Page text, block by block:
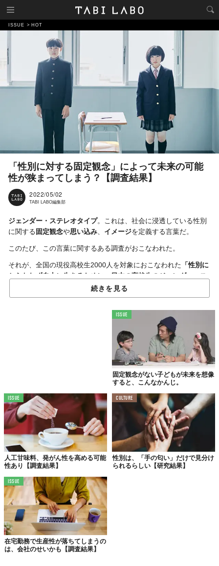
ISSUE HOT
「性別に対する固定観念」によって未来の可能
性が狭まってしまう？【調査結果】
2022/05/02
TABI LABO編集部
ジェンダー・ステレオタイプ。これは、社会に浸透している性別
に関する 固定観念や思い込み、 イメージを定義する言葉だ。
このたび、この言葉に関するある調査がおこなわれた。
それが、全国の現役高校生2000人を対象におこなわれた 「性別に
とらわれず自由に生きるために～日本の高校生のジェンダー・ス
テレオタイプ意識調査～ 」だ。
「女の子」「男の子」という言葉から思い浮かぶ言葉を尋ねた問
かわいい 化粧・メイク
美しい
が多く挙がったのに対し、「男の子」は
強さや活発さ
を表す言葉が多かっ
以下の図がそれをまとめたものだ。
「女の子」という言葉から連想するもの
続きを見る
ISSUE
固定観念がない子どもが未来を想像
すると、こんなかんじ。
ISSUE
人工甘味料、発がん性を高める可能
性あり【調査結果】
CULTURE
性別は、「手の匂い」だけで見分け
られるらしい【研究結果】
ISSUE
在宅勤務で生産性が落ちてしまうの
は、会社のせいかも【調査結果】